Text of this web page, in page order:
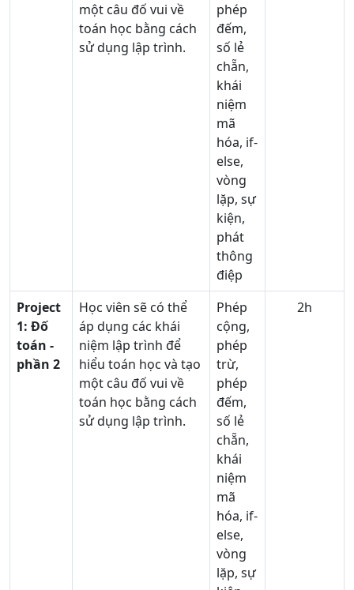
một câu đố vui về
toán học bằng cách
sử dụng lập trình.
phép
đếm,
số lẻ
chẵn,
khái
niệm
mã
hóa, if-
else,
vòng
lặp, sự
kiện,
phát
thông
điệp
Project
1: Đố
toán -
phần 2
Học viên sẽ có thể
áp dụng các khái
niệm lập trình để
hiểu toán học và tạo
một câu đố vui về
toán học bằng cách
sử dụng lập trình.
Phép
cộng,
phép
trừ,
phép
đếm,
số lẻ
chẵn,
khái
niệm
mã
hóa, if-
else,
vòng
lặp, sự
2h